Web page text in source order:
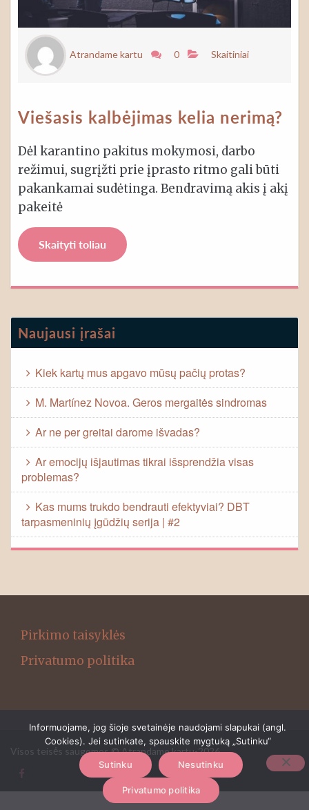
Atrandame kartu 0 Skaitiniai
Viešasis kalbėjimas kelia nerimą?
Dėl karantino pakitus mokymosi, darbo
režimui, sugrįžti prie įprasto ritmo gali būti
pakankamai sudėtinga. Bendravimą akis į akį
pakeitė
Skaityti toliau
Naujausi įrašai
Kiek kartų mus apgavo mūsų pačių protas?
M. Martínez Novoa. Geros mergaitės sindromas
Ar ne per greitai darome išvadas?
Ar emocijų išjautimas tikrai išsprendžia visas
problemas?
Kas mums trukdo bendrauti efektyviai? DBT
tarpasmeninių įgūdžių serija | #2
Pirkimo taisyklės
Privatumo politika
Visos teisės saugomos © Atrandame kartu-2026
Informuojame, jog šioje svetainėje naudojami slapukai (angl.
Cookies). Jei sutinkate, spauskite mygtuką „Sutinku“
Sutinku Nesutinku
Privatumo politika